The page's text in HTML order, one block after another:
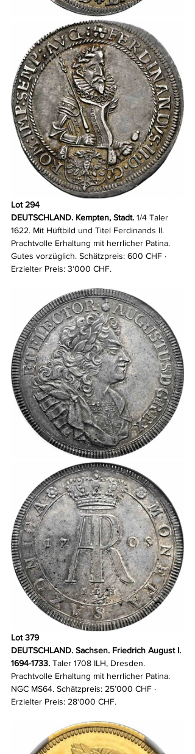
Lot 294
DEUTSCHLAND. Kempten, Stadt. 1/4 Taler
1622. Mit Hüftbild und Titel Ferdinands II.
Prachtvolle Erhaltung mit herrlicher Patina.
Gutes vorzüglich. Schätzpreis: 600 CHF ·
Erzielter Preis: 3‘000 CHF.
Lot 379
DEUTSCHLAND. Sachsen. Friedrich August I.
1694-1733. Taler 1708 ILH, Dresden.
Prachtvolle Erhaltung mit herrlicher Patina.
NGC MS64. Schätzpreis: 25’000 CHF ·
Erzielter Preis: 28‘000 CHF.